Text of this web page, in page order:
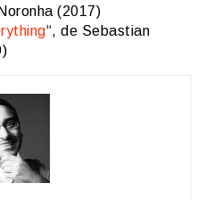
(2017)
“, de Sebastian